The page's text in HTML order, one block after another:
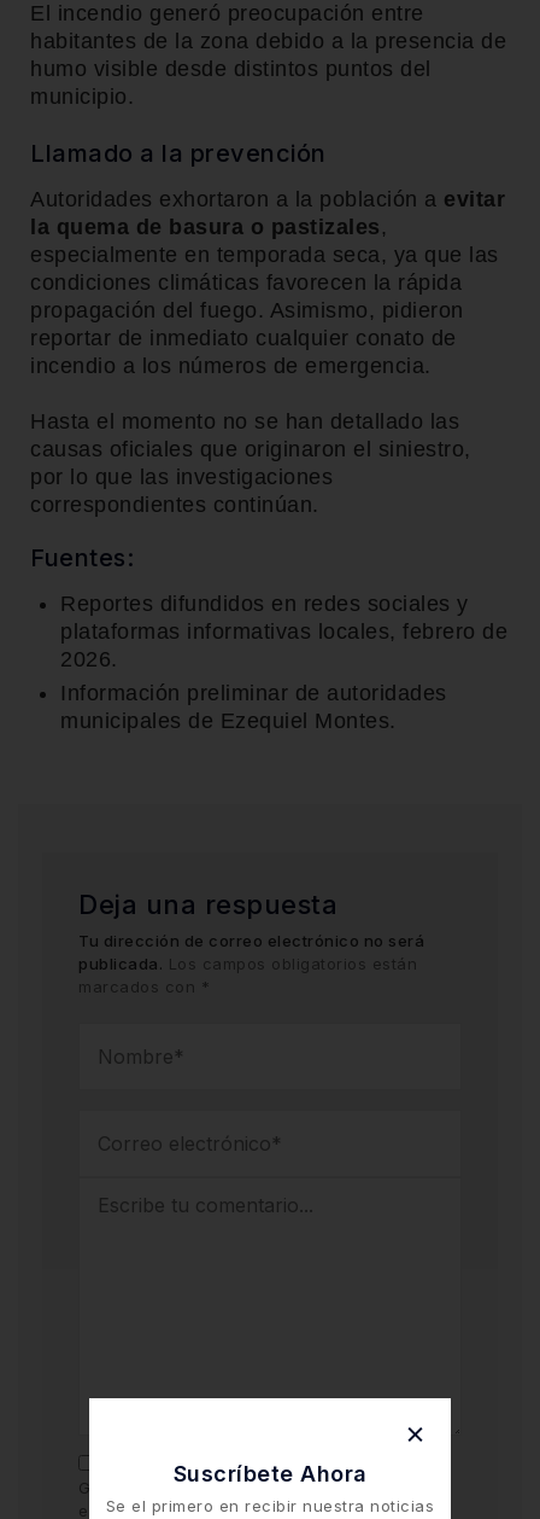
El incendio generó preocupación entre
habitantes de la zona debido a la presencia de
humo visible desde distintos puntos del
municipio.
Llamado a la prevención
Autoridades exhortaron a la población a evitar
la quema de basura o pastizales ,
especialmente en temporada seca, ya que las
condiciones climáticas favorecen la rápida
propagación del fuego. Asimismo, pidieron
reportar de inmediato cualquier conato de
incendio a los números de emergencia.
Hasta el momento no se han detallado las
causas oficiales que originaron el siniestro,
por lo que las investigaciones
correspondientes continúan.
Fuentes:
Reportes difundidos en redes sociales y
plataformas informativas locales, febrero de
2026.
Información preliminar de autoridades
municipales de Ezequiel Montes.
Deja una respuesta
Tu dirección de correo electrónico no será
publicada. Los campos obligatorios están
marcados con *
Guarda mi nombre y correo electrónico en
este navegador para la próxima vez que
Suscríbete Ahora
Se el primero en recibir nuestra noticias